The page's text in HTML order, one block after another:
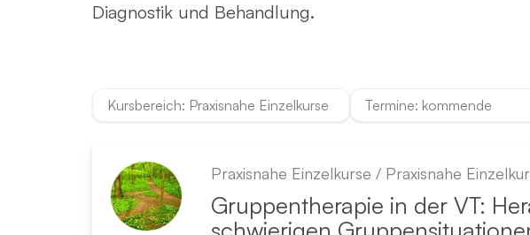
Diagnostik und Behandlung.
Kursbereich: Praxisnahe Einzelkurse Termine: kommende
Nur Kurse zu folgenden Themen anzeigen:
alle ADHS und
Nur Kurse in folgenden Formaten anzeigen:
alle Online-Kurse
Nur Kurse in folgendem Zeitraum anzeigen:
bis
Praxisnahe Einzelkurse / Praxisnahe
Gruppen­therapie in der VT: